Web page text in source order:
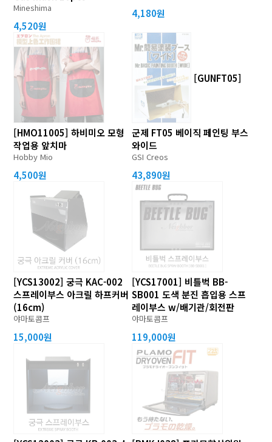
Mineshima
4,520원
4,180원
[HMO11005] 하비미오 모형
작업용 앞치마
Hobby Mio
4,500원
[GUNFT05]
군제 FT05 베이직 페인팅 부스
와이드
GSI Creos
43,890원
[YCS13002] 궁극 KAC-002
스프레이부스 아크릴 하프커버
(16cm)
야마토콤프
15,000원
[YCS17001] 비틀벅 BB-
SB001 도색 분진 흡입용 스프
레이부스 w/배기관/회전판
야마토콤프
119,000원